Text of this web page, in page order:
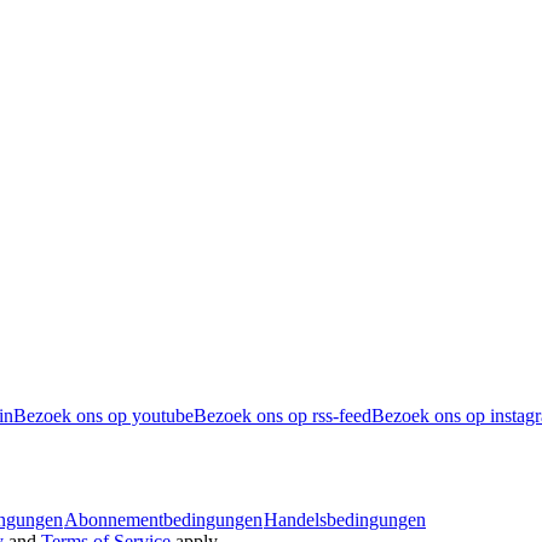
Bezoek ons op youtubeBezoek ons op rss-feedBezoek ons op
AbonnementbedingungenHandelsbedingungen